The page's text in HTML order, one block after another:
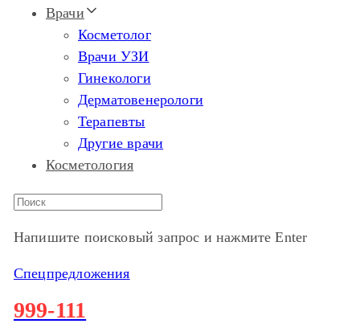
Врачи
Косметолог
Врачи УЗИ
Гинекологи
Дерматовенерологи
Терапевты
Другие врачи
Косметология
Напишите поисковый запрос и нажмите Enter
Спецпредложения
999-111